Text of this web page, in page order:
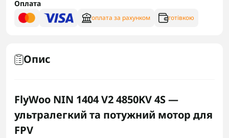
Оплата
оплата за рахунком готівкою
Опис
FlyWoo NIN 1404 V2 4850KV 4S —
ультралегкий та потужний мотор для
FPV